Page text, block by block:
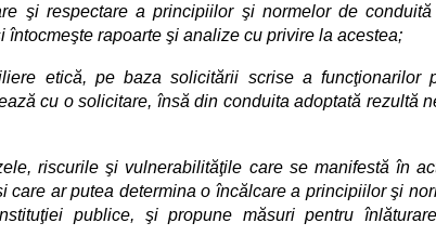
şi respectare a principiilor şi normelor de
rapoarte şi analize cu privire la acestea;
etică, pe baza solicitării scrise a
cu o solicitare, însă din conduita adoptată rezultă
riscurile şi vulnerabilităţile care se manifestă în
care ar putea determina o încălcare a principiilor şi
publice, şi propune măsuri pentru